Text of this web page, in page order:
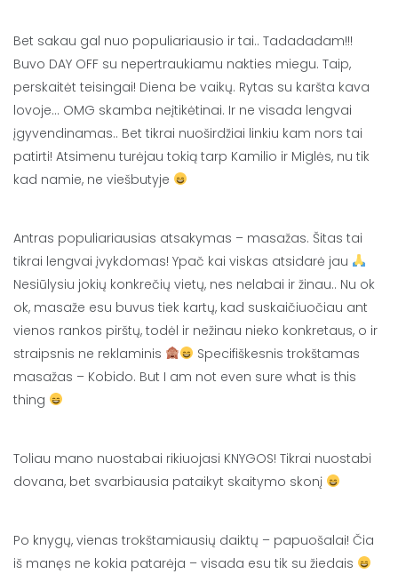
Bet sakau gal nuo populiariausio ir tai.. Tadadadam!!!
Buvo DAY OFF su nepertraukiamu nakties miegu. Taip,
perskaitėt teisingai! Diena be vaikų. Rytas su karšta kava
lovoje… OMG skamba neįtikėtinai. Ir ne visada lengvai
įgyvendinamas.. Bet tikrai nuoširdžiai linkiu kam nors tai
patirti! Atsimenu turėjau tokią tarp Kamilio ir Miglės, nu tik
kad namie, ne viešbutyje
Antras populiariausias atsakymas – masažas. Šitas tai
tikrai lengvai įvykdomas! Ypač kai viskas atsidarė jau
Nesiūlysiu jokių konkrečių vietų, nes nelabai ir žinau.. Nu ok
ok, masaže esu buvus tiek kartų, kad suskaičiuočiau ant
vienos rankos pirštų, todėl ir nežinau nieko konkretaus, o ir
straipsnis ne reklaminis
Specifiškesnis trokštamas
masažas – Kobido. But I am not even sure what is this
thing
Toliau mano nuostabai rikiuojasi KNYGOS! Tikrai nuostabi
dovana, bet svarbiausia pataikyt skaitymo skonį
Po knygų, vienas trokštamiausių daiktų – papuošalai! Čia
iš manęs ne kokia patarėja – visada esu tik su žiedais